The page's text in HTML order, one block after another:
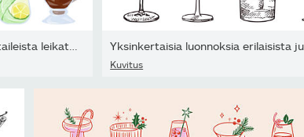
Yksinkertaisia luonnoksia erilaisista
Kuvitus